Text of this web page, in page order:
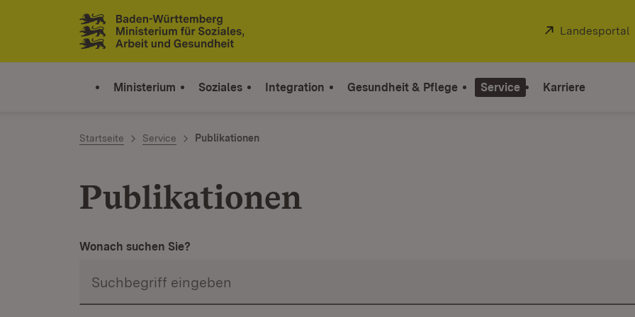
Zum Inhalt springen
Link zur Startseite
Extern:
Landesportal
Ministerium Soziales Integration Gesundheit & Pflege Service Karriere
Startseite Service Publikationen
Publikationen
Wonach suchen Sie?